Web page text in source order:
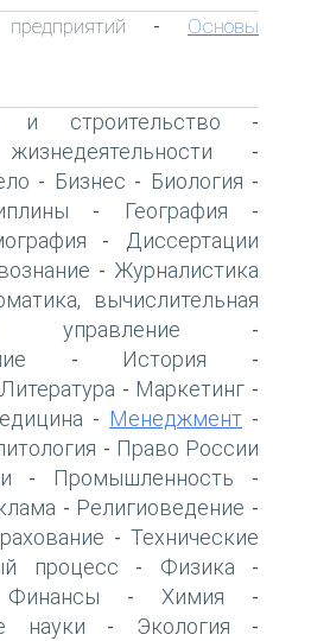
- Основы
и строительство -
-
- Бизнес - Биология -
- География -
-
Диссертации
- Журналистика
вычислительная
-
- История -
Литература - Маркетинг -
- Менеджмент -
- Право России
- Промышленность -
- Религиоведение -
- Технические
процесс - Физика -
Финансы - Химия -
науки - Экология -